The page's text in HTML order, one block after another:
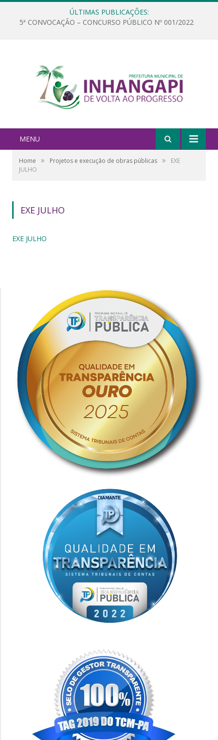
ÚLTIMAS PUBLICAÇÕES:
5ª CONVOCAÇÃO – CONCURSO PÚBLICO Nº 001/2022
MENU
Home » Projetos e execução de obras públicas »
EXE
JULHO
EXE JULHO
EXE JULHO